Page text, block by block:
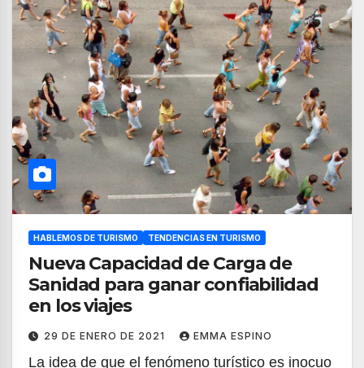
HABLEMOS DE TURISMO TENDENCIAS EN TURISMO
Nueva Capacidad de Carga de
Sanidad para ganar confiabilidad
en los viajes
29 DE ENERO DE 2021 EMMA ESPINO
La idea de que el fenómeno turístico es inocuo